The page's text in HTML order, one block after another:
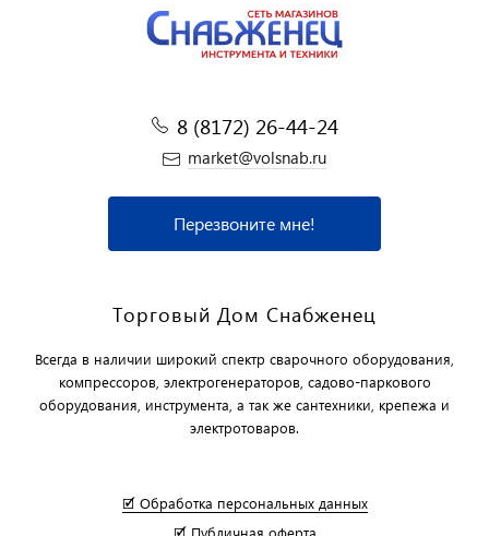
8 (8172) 26-44-24
market@volsnab.ru
Перезвоните мне!
Торговый Дом Снабженец
Всегда в наличии широкий спектр сварочного оборудования,
компрессоров, электрогенераторов, садово-паркового
оборудования, инструмента, а так же сантехники, крепежа и
электротоваров.
🗹 Обработка персональных данных
🗹 Публичная оферта